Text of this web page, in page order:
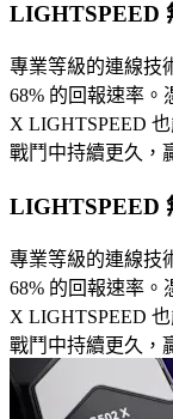
LIGHTSPEED
專業等級的連線技
68% 的回報速率。
X LIGHTSPEED
戰鬥中持續更久，
LIGHTSPEED
專業等級的連線技
68% 的回報速率。
X LIGHTSPEED
戰鬥中持續更久，